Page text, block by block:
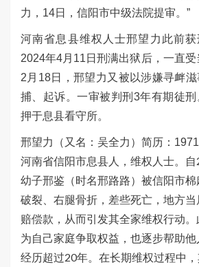
力， 14日，信阳市中级法院提审。”
河南省息县维权人士邢望力此前获
2024年4月 11 日刑满出狱后，一直受
2 月 18日，邢望力又被以涉嫌寻衅
捕、起诉。一审被判刑 3年有期徒
押于息县看守所。
邢望力（又名：吴全力）简历： 1971
河南省信阳市息县人，维权人士。
幼子邢鉴（时名邢路路）被信阳市
破裂、右腿骨折，差些死亡， 地方当
赔偿款 ，从而引发其全家维权行动
为自己家庭争取权益，也逐步帮助
经历超过20年。在长期维权过程中